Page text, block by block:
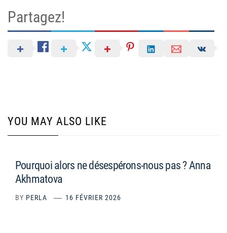
Partagez!
YOU MAY ALSO LIKE
Pourquoi alors ne désespérons-nous pas ? Anna
Akhmatova
BY PERLA 16 FÉVRIER 2026